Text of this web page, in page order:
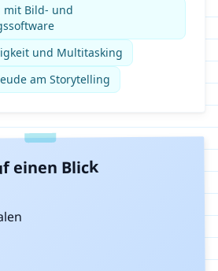
mit Bild- und
und Multitasking
am Storytelling
einen Blick